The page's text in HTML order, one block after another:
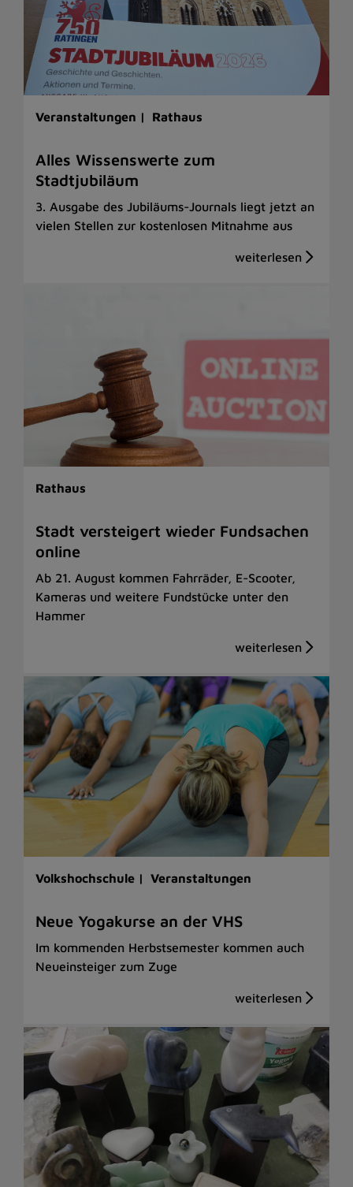
Veranstaltungen | Rathaus
Alles Wissenswerte zum
Stadtjubiläum
3. Ausgabe des Jubiläums-Journals liegt jetzt an
vielen Stellen zur kostenlosen Mitnahme aus
Rathaus
Stadt versteigert wieder Fundsachen
online
Ab 21. August kommen Fahrräder, E-Scooter,
Kameras und weitere Fundstücke unter den
Hammer
Volkshochschule | Veranstaltungen
Neue Yogakurse an der VHS
Im kommenden Herbstsemester kommen auch
Neueinsteiger zum Zuge